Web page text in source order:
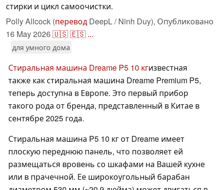
стирки и цикл самоочистки.
Polly Allcock (перевод DeepL / Ninh Duy), Опубликовано
16 May 2026🇺🇸🇪🇸 ...
для умного дома
Стиральная машина Dreame P5 10 кгизвестная
также как стиральная машина Dreame Premium P5,
теперь доступна в Европе. Это первый прибор
такого рода от бренда, представленный в Китае в
сентябре 2025 года.
Стиральная машина P5 10 кг от Dreame имеет
плоскую переднюю панель, что позволяет ей
размещаться вровень со шкафами на Вашей кухне
или в прачечной. Ее широкоугольный барабан